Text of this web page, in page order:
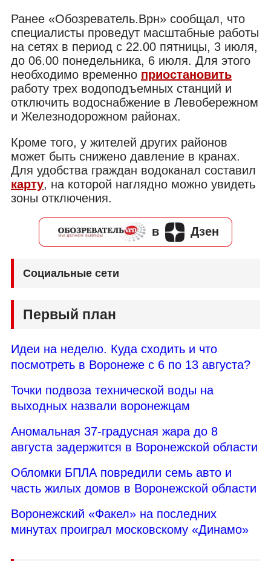
Ранее «Обозреватель.Врн» сообщал, что
специалисты проведут масштабные работы
на сетях в период с 22.00 пятницы, 3 июля,
до 06.00 понедельника, 6 июля. Для этого
необходимо временно приостановить
работу трех водоподъемных станций и
отключить водоснабжение в Левобережном
и Железнодорожном районах.
Кроме того, у жителей других районов
может быть снижено давление в кранах.
Для удобства граждан водоканал составил
карту, на которой наглядно можно увидеть
зоны отключения.
в Дзен
Социальные сети
Первый план
Идеи на неделю. Куда сходить и что
посмотреть в Воронеже с 6 по 13 августа?
Точки подвоза технической воды на
выходных назвали воронежцам
Аномальная 37-градусная жара до 8
августа задержится в Воронежской области
Обломки БПЛА повредили семь авто и
часть жилых домов в Воронежской области
Воронежский «Факел» на последних
минутах проиграл московскому «Динамо»